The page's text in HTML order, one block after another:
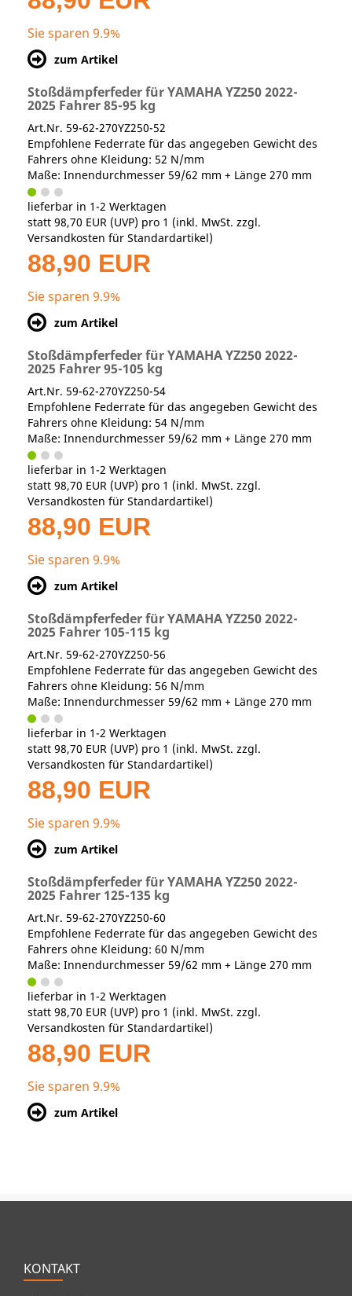
Sie sparen 9.9%
zum Artikel
Stoßdämpferfeder für YAMAHA YZ250 2022-
2025 Fahrer 85-95 kg
Art.Nr. 59-62-270YZ250-52
Empfohlene Federrate für das angegeben Gewicht des
Fahrers ohne Kleidung: 52 N/mm
Maße: Innendurchmesser 59/62 mm + Länge 270 mm
lieferbar in 1-2 Werktagen
statt 98,70 EUR (UVP) pro 1 (inkl. MwSt. zzgl.
Versandkosten für Standardartikel)
88,90 EUR
Sie sparen 9.9%
zum Artikel
Stoßdämpferfeder für YAMAHA YZ250 2022-
2025 Fahrer 95-105 kg
Art.Nr. 59-62-270YZ250-54
Empfohlene Federrate für das angegeben Gewicht des
Fahrers ohne Kleidung: 54 N/mm
Maße: Innendurchmesser 59/62 mm + Länge 270 mm
lieferbar in 1-2 Werktagen
statt 98,70 EUR (UVP) pro 1 (inkl. MwSt. zzgl.
Versandkosten für Standardartikel)
88,90 EUR
Sie sparen 9.9%
zum Artikel
Stoßdämpferfeder für YAMAHA YZ250 2022-
2025 Fahrer 105-115 kg
Art.Nr. 59-62-270YZ250-56
Empfohlene Federrate für das angegeben Gewicht des
Fahrers ohne Kleidung: 56 N/mm
Maße: Innendurchmesser 59/62 mm + Länge 270 mm
lieferbar in 1-2 Werktagen
statt 98,70 EUR (UVP) pro 1 (inkl. MwSt. zzgl.
Versandkosten für Standardartikel)
88,90 EUR
Sie sparen 9.9%
zum Artikel
Stoßdämpferfeder für YAMAHA YZ250 2022-
2025 Fahrer 125-135 kg
Art.Nr. 59-62-270YZ250-60
Empfohlene Federrate für das angegeben Gewicht des
Fahrers ohne Kleidung: 60 N/mm
Maße: Innendurchmesser 59/62 mm + Länge 270 mm
lieferbar in 1-2 Werktagen
statt 98,70 EUR (UVP) pro 1 (inkl. MwSt. zzgl.
Versandkosten für Standardartikel)
88,90 EUR
Sie sparen 9.9%
zum Artikel
KONTAKT